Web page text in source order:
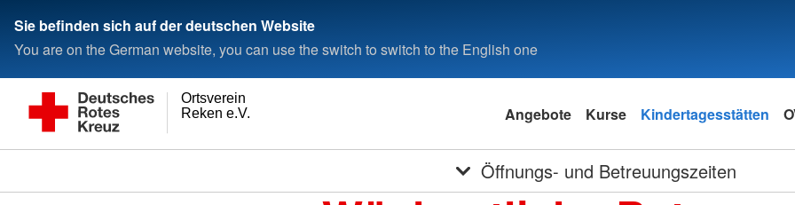
Sie befinden sich auf der deutschen Website
You are on the German website, you can use the switch to switch to the English one
Reken e.V.
Ortsverein
Angebote Kurse Kindertagesstätten
Öffnungs- und Betreuungszeiten